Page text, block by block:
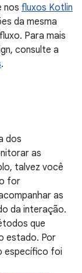
nos fluxos Kotlin
da mesma
Para mais
consulte a
.
dos
as
talvez você
for
as
da interação.
que
estado. Por
específico foi